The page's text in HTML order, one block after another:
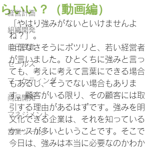
経営計画
組織開発
自己啓発
セールス
マーケティング
商品開発
マネジメント
営業ツール
らいい？（動画編）
「やはり強みがないといけませんよ
ね？」。
自信なさそうにポツリと、若い経営者
が言いました。ひとくちに強みと言っ
ても、考えに考えて言葉にできる場合
もあるし、そうでない場合もありま
す。顧客がいる限り、その顧客には取
引する理由があるはずです。強みを明
文化できる企業は、それを知っている
ケースが多いということです。そこで
今日は、強みは本当に必要なのかわか